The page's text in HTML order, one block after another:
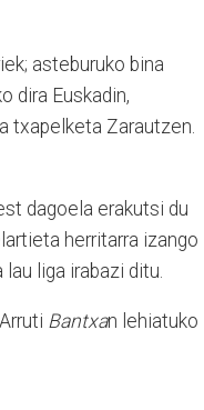
asteburuko bina
dira Euskadin,
txapelketa Zarautzen.
dagoela erakutsi du
herritarra izango
liga irabazi ditu.
Bantxan lehiatuko